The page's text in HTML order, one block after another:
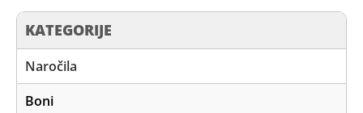
KATEGORIJE
Naročila
Boni